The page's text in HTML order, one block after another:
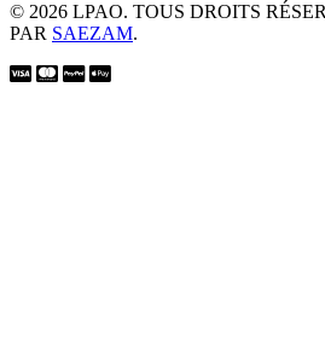
© 2026 LPAO. TOUS DROITS
PAR SAEZAM.